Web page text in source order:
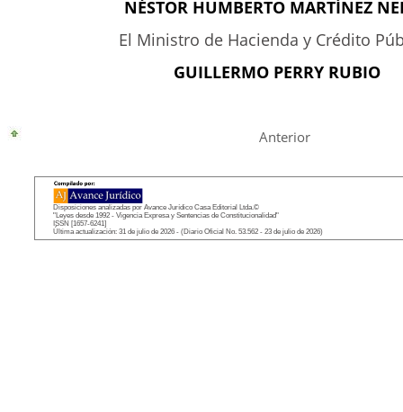
NÉSTOR HUMBERTO MARTÍNEZ
El Ministro de Hacienda y Crédito
GUILLERMO PERRY RUBIO
Anterior
Disposiciones analizadas por Avance Jurídico Casa Editorial Ltda.©
"Leyes desde 1992 - Vigencia Expresa y Sentencias de Constitucionalidad"
ISSN [1657-6241]
Última actualización: 31 de julio de 2026 - (Diario Oficial No. 53.562 - 23 de julio de 2026)